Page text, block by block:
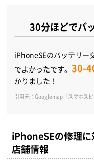
30分ほどでバ
iPhoneSEのバッテリー
でよかったです。30-
かりました！
引用元：Googlemap「スマホス
iPhoneSEの修理
店舗情報